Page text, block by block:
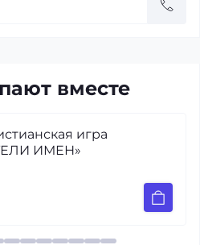
вместе
Ідоли серця.
460 грн